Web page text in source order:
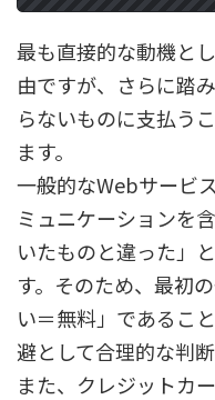
最も直接的な動機と
由ですが、さらに踏
らないものに支払う
ます。
一般的なWebサービ
ミュニケーションを
いたものと違った」
す。そのため、最初
い＝無料」であるこ
避として合理的な判断
また、クレジットカ